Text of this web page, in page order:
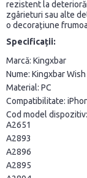
rezistent la
zgârieturi sau alte
o decorațiune
Specificații:
Marcă: Kingxbar
Nume: Kingxbar
Material: PC
Compatibilitate:
Cod model dispozitiv:
A2651
A2893
A2896
A2895